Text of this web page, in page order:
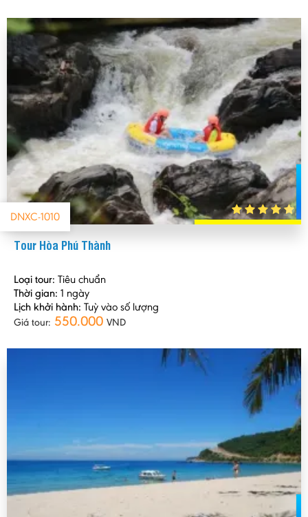
DNXC-1010
Tour Hòa Phú Thành
Loại tour: Tiêu chuẩn
Thời gian: 1 ngày
Lịch khởi hành: Tuỳ vào số lượng
Giá tour: 550.000 VND